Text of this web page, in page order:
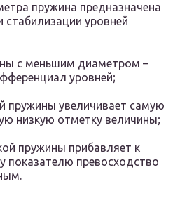
пружина предназначена
стабилизации уровней
с меньшим диаметром –
уровней;
пружины увеличивает самую
низкую отметку величины;
пружины прибавляет к
показателю превосходство